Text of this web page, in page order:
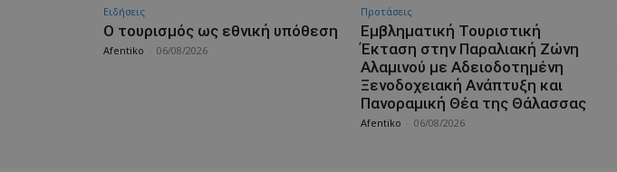
Ειδήσεις
Ο τουρισμός ως εθνική υπόθεση
Afentiko 06/08/2026
Προτάσεις
Εμβληματική Τουριστική
Έκταση στην Παραλιακή Ζώνη
Αλαμινού με Αδειοδοτημένη
Ξενοδοχειακή Ανάπτυξη και
Πανοραμική Θέα της Θάλασσας
Afentiko 06/08/2026